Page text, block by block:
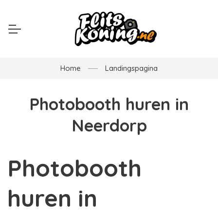
Home Landingspagina
Photobooth huren in
Neerdorp
Photobooth
huren in